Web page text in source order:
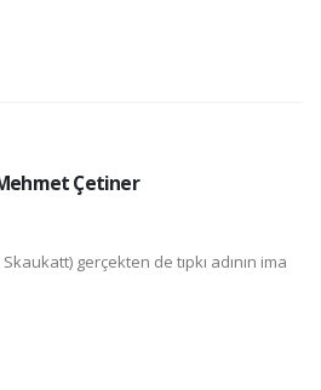
Çetiner
gerçekten de tıpkı adının ima